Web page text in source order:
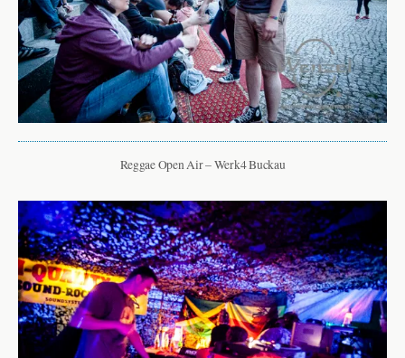
Reggae Open Air – Werk4 Buckau